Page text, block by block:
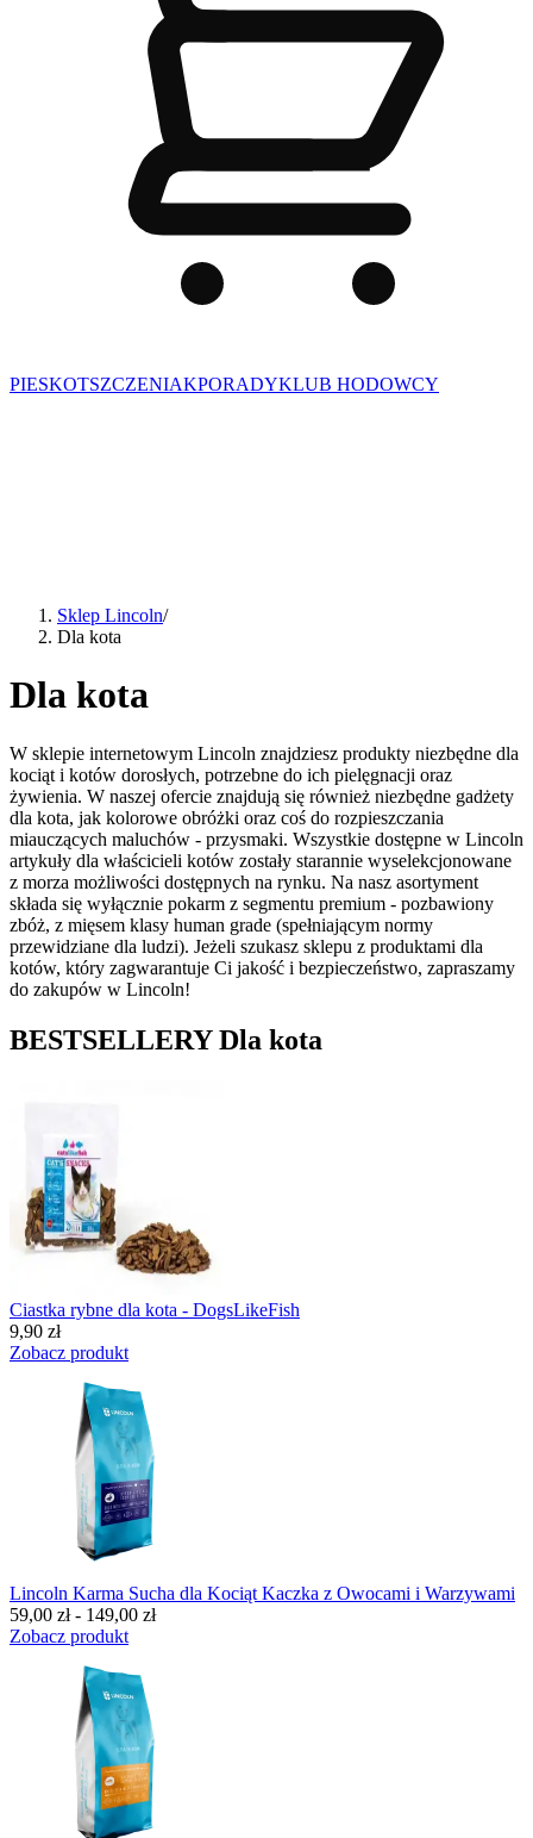
PIESKOTSZCZENIAKPORADYKLUB HODOWCY
Sklep Lincoln/
Dla kota
Dla kota
W sklepie internetowym Lincoln znajdziesz produkty niezbędne dla
kociąt i kotów dorosłych, potrzebne do ich pielęgnacji oraz
żywienia. W naszej ofercie znajdują się również niezbędne gadżety
dla kota, jak kolorowe obróżki oraz coś do rozpieszczania
miauczących maluchów - przysmaki. Wszystkie dostępne w Lincoln
artykuły dla właścicieli kotów zostały starannie wyselekcjonowane
z morza możliwości dostępnych na rynku. Na nasz asortyment
składa się wyłącznie pokarm z segmentu premium - pozbawiony
zbóż, z mięsem klasy human grade (spełniającym normy
przewidziane dla ludzi). Jeżeli szukasz sklepu z produktami dla
kotów, który zagwarantuje Ci jakość i bezpieczeństwo, zapraszamy
do zakupów w Lincoln!
BESTSELLERYDla kota
Ciastka rybne dla kota - DogsLikeFish
9,90 zł
Zobacz produkt
Lincoln Karma Sucha dla Kociąt Kaczka z Owocami i Warzywami
59,00 zł - 149,00 zł
Zobacz produkt